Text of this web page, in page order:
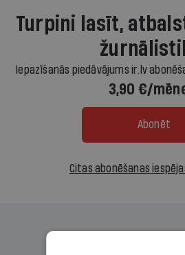
Turpini lasīt,
Iepazīšanās piedāvājums ir.lv
3,90 €/
Abonēt
Citas abonēšanas